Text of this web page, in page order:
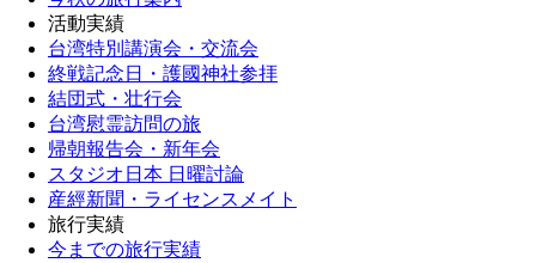
活動実績
台湾特別講演会・交流会
終戦記念日・護國神社参拝
結団式・壮行会
台湾慰霊訪問の旅
帰朝報告会・新年会
スタジオ日本 日曜討論
産經新聞・ライセンスメイト
旅行実績
今までの旅行実績